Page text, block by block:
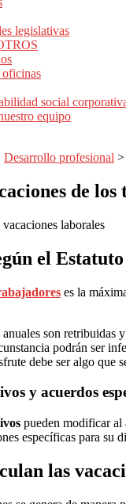
legislativas
oficinas
social
equipo
Desarrollo profesional >
de
el
es la
son retribuidas
podrán ser
debe ser algo que
y acuerdos
pueden modificar al
específicas para su
las